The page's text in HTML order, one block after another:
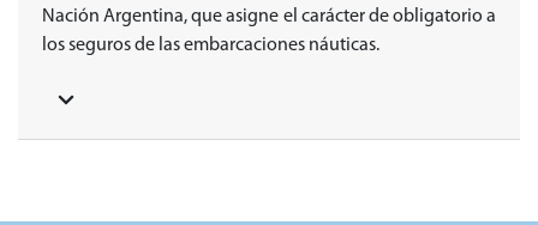
Nación Argentina, que asigne el carácter de obligatorio a
los seguros de las embarcaciones náuticas.